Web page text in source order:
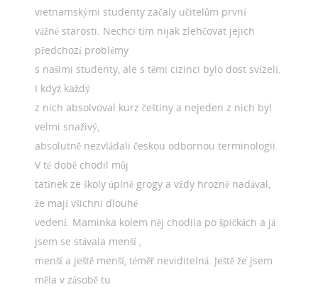
vietnamskými studenty začaly učitelům první
vážné starosti. Nechci tím nijak zlehčovat jejich
předchozí problémy
s našimi studenty, ale s těmi cizinci bylo dost svízelí.
I když každý
z nich absolvoval kurz češtiny a nejeden z nich byl
velmi snaživý,
absolutně nezvládali českou odbornou terminologii.
V té době chodil můj
tatínek ze školy úplně grogy a vždy hrozně nadával,
že mají všichni dlouhé
vedení. Maminka kolem něj chodila po špičkách a já
jsem se stávala menší ,
menší a ještě menší, téměř neviditelná. Ještě že jsem
měla v zásobě tu